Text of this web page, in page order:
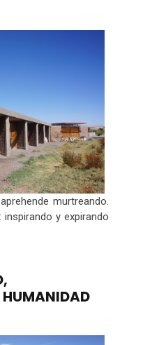
murtreando.
y expirando
HUMANIDAD